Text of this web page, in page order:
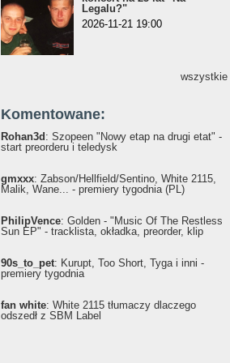
Legalu?"
2026-11-21 19:00
wszystkie
Komentowane:
Rohan3d : Szopeen "Nowy etap na drugi etat" -
start preorderu i teledysk
gmxxx: Żabson/Hellfield/Sentino, White 2115,
Malik, Wane... - premiery tygodnia (PL)
PhilipVence: Golden - "Music Of The Restless
Sun EP" - tracklista, okładka, preorder, klip
90s_to_pet: Kurupt, Too Short, Tyga i inni -
premiery tygodnia
fan white: White 2115 tłumaczy dlaczego
odszedł z SBM Label